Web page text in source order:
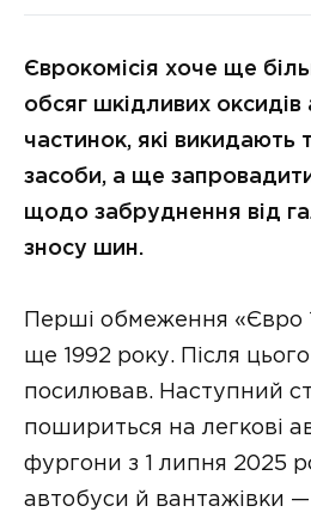
Єврокомісія хоче ще
обсяг шкідливих оксидів
частинок, які викидають
засоби, а ще
щодо забруднення від
зносу шин.
Перші обмеження «Євро
ще 1992 року. Після
посилював. Наступний
пошириться на легкові
фургони з 1 липня 2025
автобуси й вантажівки